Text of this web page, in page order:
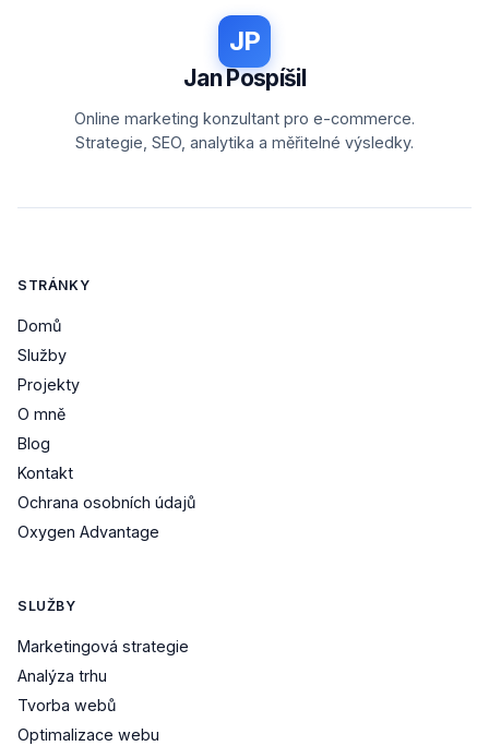
JP
Jan Pospíšil
Online marketing konzultant pro e-commerce.
Strategie, SEO, analytika a měřitelné výsledky.
STRÁNKY
Domů
Služby
Projekty
O mně
Blog
Kontakt
Ochrana osobních údajů
Oxygen Advantage
SLUŽBY
Marketingová strategie
Analýza trhu
Tvorba webů
Optimalizace webu